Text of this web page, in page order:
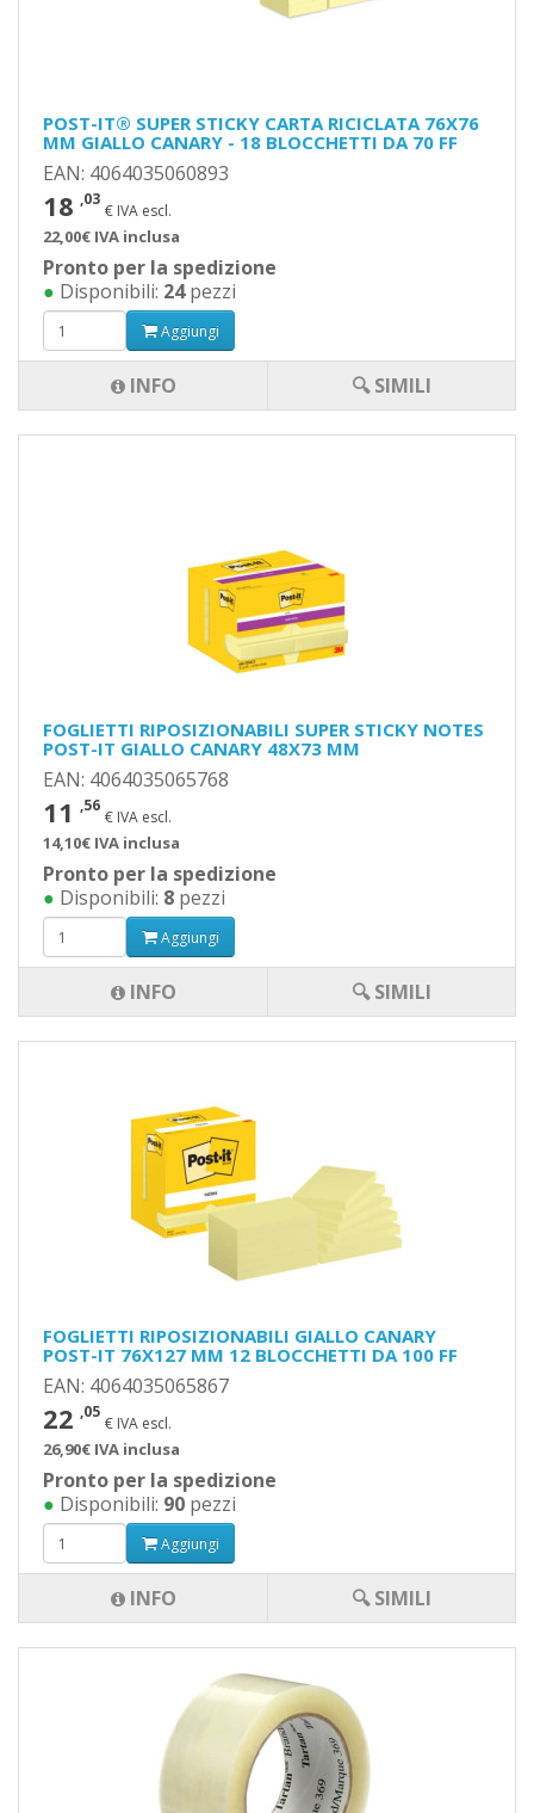
POST-IT® SUPER STICKY CARTA RICICLATA 76X76
MM GIALLO CANARY - 18 BLOCCHETTI DA 70 FF
EAN: 4064035060893
18 ,03
€ IVA escl.
22,00€ IVA inclusa
Pronto per la spedizione
● Disponibili: 24pezzi
Aggiungi
INFO 🔍 SIMILI
FOGLIETTI RIPOSIZIONABILI SUPER STICKY NOTES
POST-IT GIALLO CANARY 48X73 MM
EAN: 4064035065768
11 ,56
€ IVA escl.
14,10€ IVA inclusa
Pronto per la spedizione
● Disponibili: 8 pezzi
Aggiungi
INFO 🔍 SIMILI
FOGLIETTI RIPOSIZIONABILI GIALLO CANARY
POST-IT 76X127 MM 12 BLOCCHETTI DA 100 FF
EAN: 4064035065867
22 ,05
€ IVA escl.
26,90€ IVA inclusa
Pronto per la spedizione
● Disponibili: 90 pezzi
Aggiungi
INFO 🔍 SIMILI